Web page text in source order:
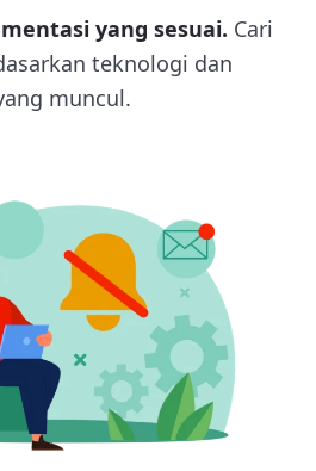
yang sesuai. Cari
teknologi dan
muncul.